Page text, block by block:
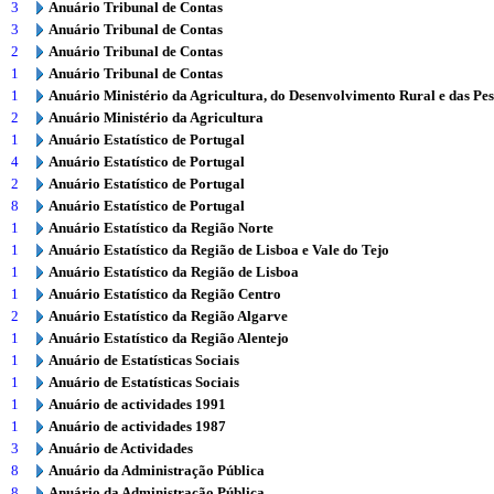
3
Anuário Tribunal de Contas
3
Anuário Tribunal de Contas
2
Anuário Tribunal de Contas
1
Anuário Tribunal de Contas
1
Anuário Ministério da Agricultura, do Desenvolvimento Rural e das
2
Anuário Ministério da Agricultura
1
Anuário Estatístico de Portugal
4
Anuário Estatístico de Portugal
2
Anuário Estatístico de Portugal
8
Anuário Estatístico de Portugal
1
Anuário Estatístico da Região Norte
1
Anuário Estatístico da Região de Lisboa e Vale do Tejo
1
Anuário Estatístico da Região de Lisboa
1
Anuário Estatístico da Região Centro
2
Anuário Estatístico da Região Algarve
1
Anuário Estatístico da Região Alentejo
1
Anuário de Estatísticas Sociais
1
Anuário de Estatísticas Sociais
1
Anuário de actividades 1991
1
Anuário de actividades 1987
3
Anuário de Actividades
8
Anuário da Administração Pública